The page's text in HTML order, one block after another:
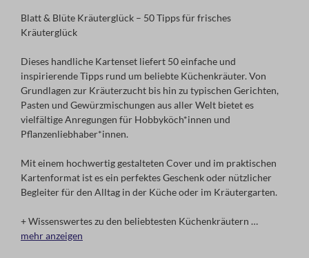
Blatt & Blüte Kräuterglück – 50 Tipps für frisches
Kräuterglück
Dieses handliche Kartenset liefert 50 einfache und
inspirierende Tipps rund um beliebte Küchenkräuter. Von
Grundlagen zur Kräuterzucht bis hin zu typischen Gerichten,
Pasten und Gewürzmischungen aus aller Welt bietet es
vielfältige Anregungen für Hobbyköch*innen und
Pflanzenliebhaber*innen.
Mit einem hochwertig gestalteten Cover und im praktischen
Kartenformat ist es ein perfektes Geschenk oder nützlicher
Begleiter für den Alltag in der Küche oder im Kräutergarten.
+ Wissenswertes zu den beliebtesten Küchenkräutern
+ Tipps für die Kräuterzucht zu Hause
mehr anzeigen